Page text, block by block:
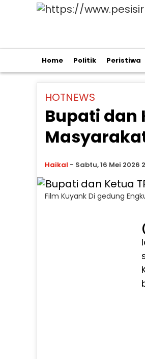
Home Politik Peristiwa
HOTNEWS
Bupati dan
Haikal - Sabtu, 16 Mei 2026
Film Kuyank Di gedung